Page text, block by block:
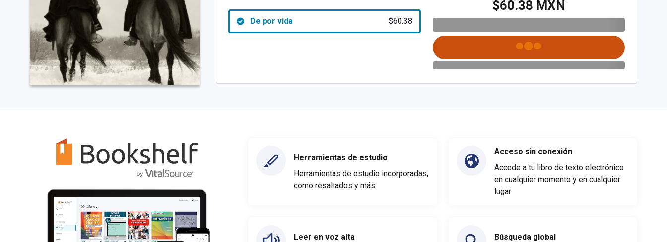
De por vida $60.38
$60.38 MXN
Herramientas de estudio
Herramientas de estudio incorporadas,
como resaltados y más
Leer en voz alta
Acceso sin conexión
Accede a tu libro de texto electrónico
en cualquier momento y en cualquier
lugar
Búsqueda global